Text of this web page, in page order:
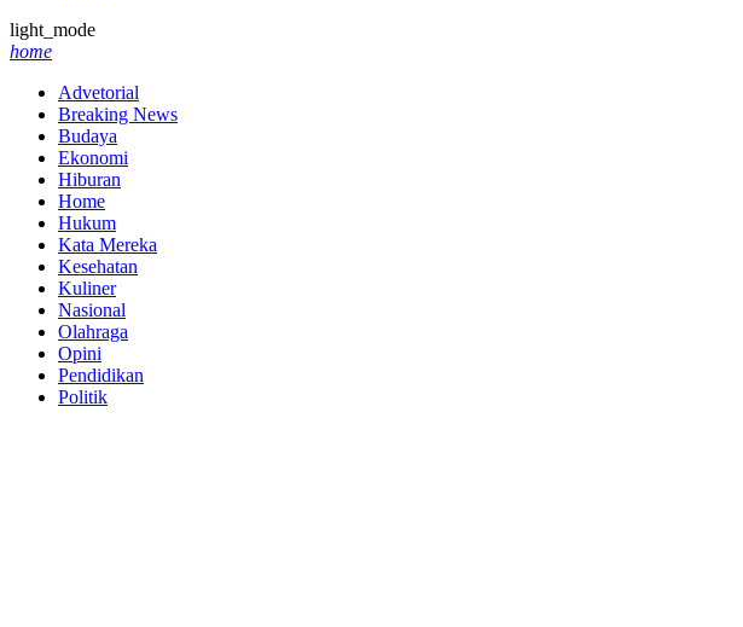
light_mode
home
Advetorial
Breaking News
Budaya
Ekonomi
Hiburan
Home
Hukum
Kata Mereka
Kesehatan
Kuliner
Nasional
Olahraga
Opini
Pendidikan
Politik